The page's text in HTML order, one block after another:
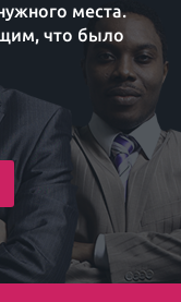
места.
что было